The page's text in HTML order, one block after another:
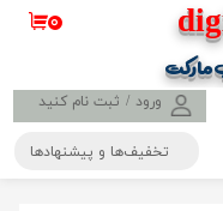
مارکت
ورود / ثبت نام کنید
۰
تخفیف‌ها و پیشنهادها